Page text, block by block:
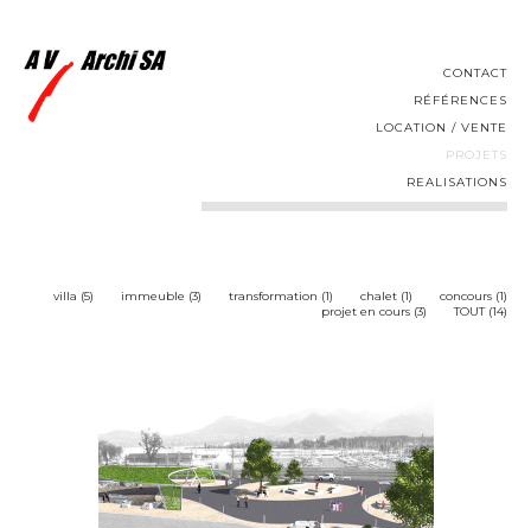
CONTACT
RÉFÉRENCES
LOCATION / VENTE
PROJETS
REALISATIONS
villa (5) immeuble (3) transformation (1) chalet (1)
concours (1)
projet en cours (3)
TOUT (14)